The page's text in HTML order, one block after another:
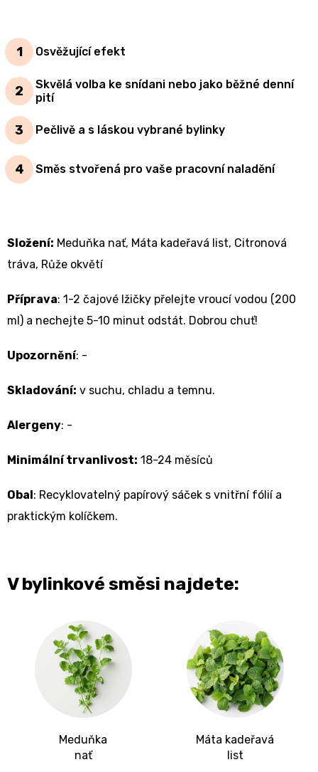
Osvěžující efekt
Skvělá volba ke snídani nebo jako běžné denní
pití
Pečlivě a s láskou vybrané bylinky
Směs stvořená pro vaše pracovní naladění
Složení: Meduňka nať, Máta kadeřavá list, Citronová
tráva, Růže okvětí
Příprava: 1-2 čajové lžičky přelejte vroucí vodou (200
ml) a nechejte 5-10 minut odstát. Dobrou chuť!
Upozornění: -
Skladování: v suchu, chladu a temnu.
Alergeny: -
Minimální trvanlivost: 18-24 měsíců
Obal: Recyklovatelný papírový sáček s vnitřní fólií a
praktickým kolíčkem.
V bylinkové směsi najdete:
Meduňka
nať
Máta kadeřavá
list